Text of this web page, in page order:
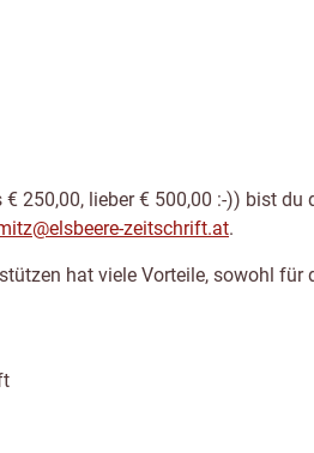
250,00, lieber € 500,00 :-)) bist
zeitschrift.at.
hat viele Vorteile, sowohl